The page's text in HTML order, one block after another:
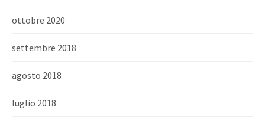
ottobre 2020
settembre 2018
agosto 2018
luglio 2018